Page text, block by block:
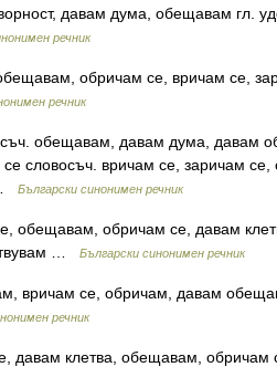
давам дума, обещавам гл.
речник
обричам се, вричам се,
речник
обещавам, давам дума, давам
словосъч. вричам се, заричам се,
Български синонимен речник
обещавам, обричам се, давам
…
Български синонимен речник
вричам се, обричам, давам
речник
давам клетва, обещавам, обричам